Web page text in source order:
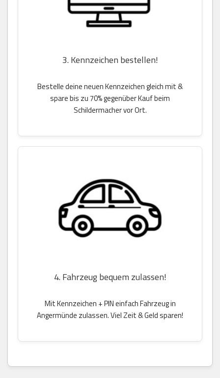
3. Kennzeichen bestellen!
Bestelle deine neuen Kennzeichen gleich mit &
spare bis zu 70% gegenüber Kauf beim
Schildermacher vor Ort.
4. Fahrzeug bequem zulassen!
Mit Kennzeichen + PIN einfach Fahrzeug in
Angermünde zulassen. Viel Zeit & Geld sparen!